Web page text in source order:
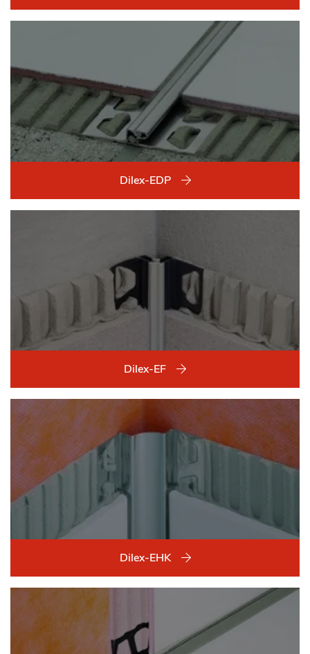
Dilex-EDP
Dilex-EF
Dilex-EHK